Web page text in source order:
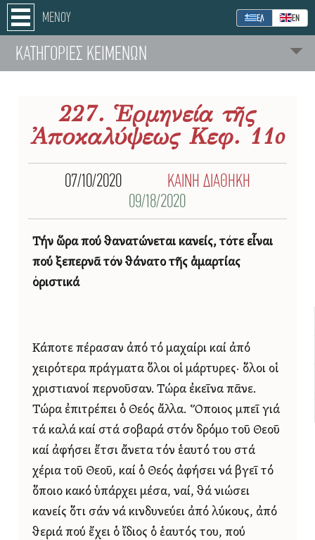
ΜΕΝΟΥ ΕΛ ΕΝ
ΚΑΤΗΓΟΡΙΕΣ ΚΕΙΜΕΝΩΝ
227. Ἑρμηνεία τῆς
Ἀποκαλύψεως Κεφ. 11o
07/10/2020
ΚΑΙΝΗ ΔΙΑΘΗΚΗ
09/18/2020
Τήν ὥρα πού θανατώνεται κανείς, τότε εἶναι
πού ξεπερνᾶ τόν θάνατο τῆς ἁμαρτίας
ὁριστικά
Κάποτε πέρασαν ἀπό τό μαχαίρι καί ἀπό
χειρότερα πράγματα ὅλοι οἱ μάρτυρες· ὅλοι οἱ
χριστιανοί περνοῦσαν. Τώρα ἐκεῖνα πᾶνε.
Τώρα ἐπιτρέπει ὁ Θεός ἄλλα. Ὅποιος μπεῖ γιά
τά καλά καί στά σοβαρά στόν δρόμο τοῦ Θεοῦ
καί ἀφήσει ἔτσι ἄνετα τόν ἑαυτό του στά
χέρια τοῦ Θεοῦ, καί ὁ Θεός ἀφήσει νά βγεῖ τό
ὅποιο κακό ὑπάρχει μέσα, ναί, θά νιώσει
κανείς ὅτι σάν νά κινδυνεύει ἀπό λύκους, ἀπό
θεριά πού ἔχει ὁ ἴδιος ὁ ἑαυτός του, πού